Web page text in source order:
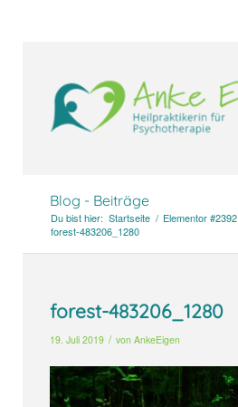
Blog - Beiträge
Du bist hier: Startseite / Elementor #2392
forest-483206_1280
forest-483206_1280
19. Juli 2019 / von AnkeEigen